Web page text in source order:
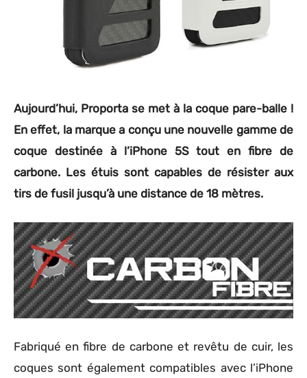
Aujourd’hui, Proporta se met à la coque pare-balle !
En effet, la marque a conçu une nouvelle gamme de
coque destinée à l’iPhone 5S tout en fibre de
carbone. Les étuis sont capables de résister aux
tirs de fusil jusqu’à une distance de 18 mètres.
Fabriqué en fibre de carbone et revêtu de cuir, les
coques sont également compatibles avec l’iPhone